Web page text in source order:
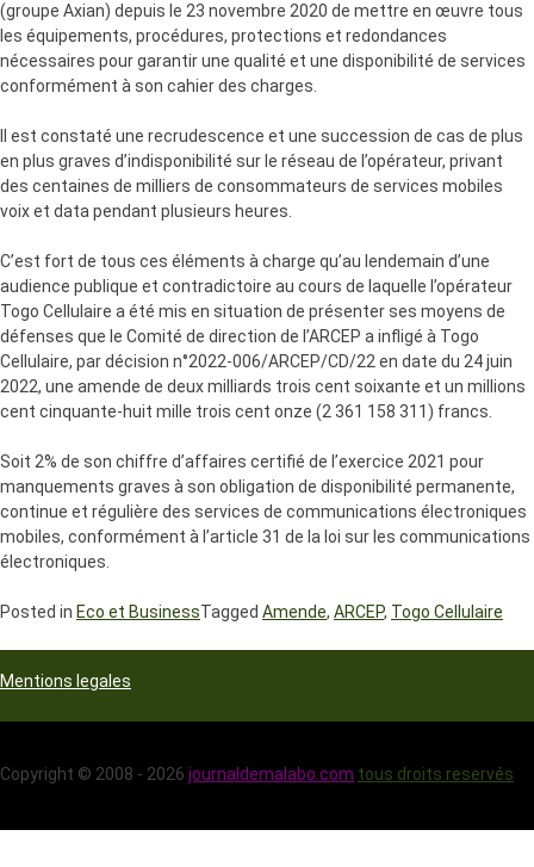
(groupe Axian) depuis le 23 novembre 2020 de mettre en œuvre tous
les équipements, procédures, protections et redondances
nécessaires pour garantir une qualité et une disponibilité de services
conformément à son cahier des charges.
Il est constaté une recrudescence et une succession de cas de plus
en plus graves d’indisponibilité sur le réseau de l’opérateur, privant
des centaines de milliers de consommateurs de services mobiles
voix et data pendant plusieurs heures.
C’est fort de tous ces éléments à charge qu’au lendemain d’une
audience publique et contradictoire au cours de laquelle l’opérateur
Togo Cellulaire a été mis en situation de présenter ses moyens de
défenses que le Comité de direction de l’ARCEP a infligé à Togo
Cellulaire, par décision n°2022-006/ARCEP/CD/22 en date du 24 juin
2022, une amende de deux milliards trois cent soixante et un millions
cent cinquante-huit mille trois cent onze (2 361 158 311) francs.
Soit 2% de son chiffre d’affaires certifié de l’exercice 2021 pour
manquements graves à son obligation de disponibilité permanente,
continue et régulière des services de communications électroniques
mobiles, conformément à l’article 31 de la loi sur les communications
électroniques.
Posted in Eco et BusinessTagged Amende, ARCEP, Togo Cellulaire
Mentions legales
Copyright © 2008 - 2026 journaldemalabo.com tous droits reservés